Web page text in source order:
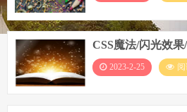
CSS魔法/闪光效
2023-2-25 阅